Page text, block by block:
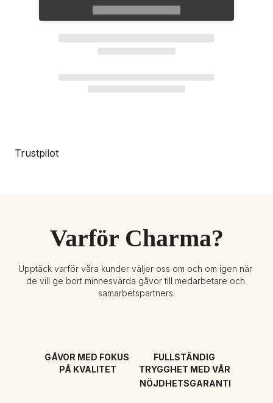
Trustpilot
Varför Charma?
Upptäck varför våra kunder väljer oss om och om igen när
de vill ge bort minnesvärda gåvor till medarbetare och
samarbetspartners.
GÅVOR MED FOKUS
PÅ KVALITET
FULLSTÄNDIG
TRYGGHET MED VÅR
NÖJDHETSGARANTI